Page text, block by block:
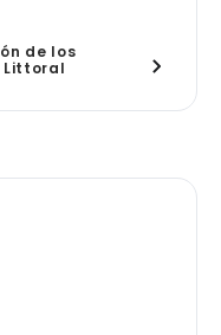
de los
Littoral